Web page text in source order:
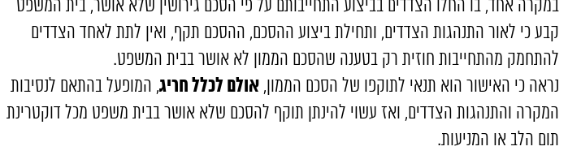
במקרה אחד, בו החלו הצדדים בביצוע התחייבותם על פי הסכם גירושין שלא אושר, בית המשפט
קבע כי לאור התנהגות הצדדים, ותחילת ביצוע ההסכם, ההסכם תקף, ואין לתת לאחד הצדדים
להתחמק מהתחייבות חוזית רק בטענה שהסכם הממון לא אושר בבית המשפט.
נראה כי האישור הוא תנאי לתוקפו של הסכם הממון, אולם לכלל חריג, המופעל בהתאם לנסיבות
המקרה והתנהגות הצדדים, ואז עשוי להינתן תוקף להסכם שלא אושר בבית משפט מכל דוקטרינת
תום הלב או המניעות.